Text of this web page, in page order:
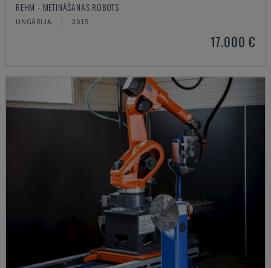
REHM - METINĀŠANAS ROBOTS
UNGĀRIJA 2015
17.000 €